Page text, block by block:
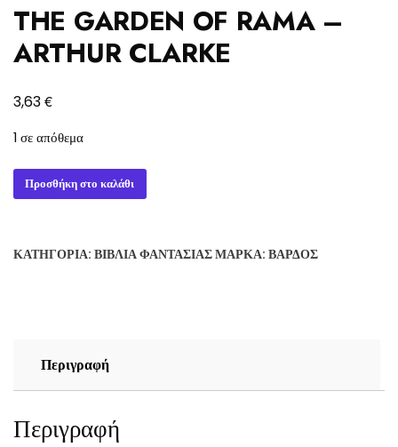
THE GARDEN OF RAMA –
ARTHUR CLARKE
3,63€
1 σε απόθεμα
THE
GARDEN
-
Προσθήκη στο καλάθι
ΚΑΤΗΓΟΡΊΑ: ΒΙΒΛΊΑ ΦΑΝΤΑΣΊΑΣΜΆΡΚΑ: ΒΆΡΔΟΣ
Περιγραφή
Περιγραφή